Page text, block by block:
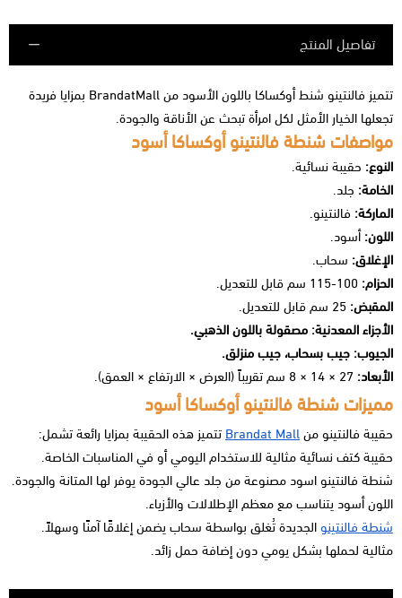
تفاصيل المنتج
تتميز فالنتينو شنط أوكساكا باللون الأسود من BrandatMall بمزايا فريدة
تجعلها الخيار الأمثل لكل امرأة تبحث عن الأناقة والجودة.
مواصفات شنطة فالنتينو أوكساكا أسود
النوع: حقيبة نسائية.
الخامة: جلد.
الماركة: فالنتينو.
اللون:أسود.
الإغلاق: سحاب.
الحزام:
المقبض:
الأجزاء المعدنية: مصقولة باللون الذهبي.
الجيوب: جيب بسحاب، جيب منزلق.
الأبعاد:
مميزات شنطة فالنتينو أوكساكا أسود
حقيبة فالنتينو منBrandat Mall تتميز هذه الحقيبة بمزايا رائعة تشمل:
حقيبة كتف نسائية مثالية للاستخدام اليومي أو في المناسبات الخاصة.
شنطة فالنتينو اسود مصنوعة من جلد عالي الجودة يوفر لها المتانة والجودة.
اللون أسود يتناسب مع معظم الإطلالات والأزياء.
شنطة فالنتينوالجديدة تُغلق بواسطة سحاب يضمن إغلاقًا آمنًا وسهلاً.
مثالية لحملها بشكل يومي دون إضافة حمل زائد.